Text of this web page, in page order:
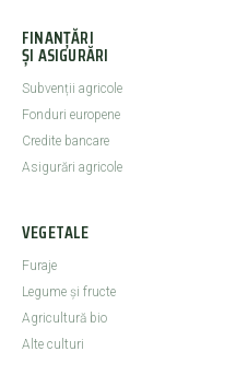
FINANȚĂRI
ȘI ASIGURĂRI
Subvenții agricole
Fonduri europene
Credite bancare
Asigurări agricole
VEGETALE
Furaje
Legume şi fructe
Agricultură bio
Alte culturi